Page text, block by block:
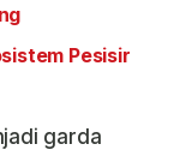
Pesisir
garda